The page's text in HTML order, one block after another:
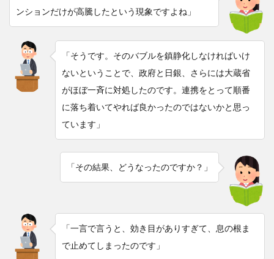
ンションだけが高騰したという現象ですよね」
「そうです。そのバブルを鎮静化しなければいけ
ないということで、政府と日銀、さらには大蔵省
がほぼ一斉に対処したのです。連携をとって順番
に落ち着いてやれば良かったのではないかと思っ
ています」
「その結果、どうなったのですか？」
「一言で言うと、効き目がありすぎて、息の根ま
で止めてしまったのです」